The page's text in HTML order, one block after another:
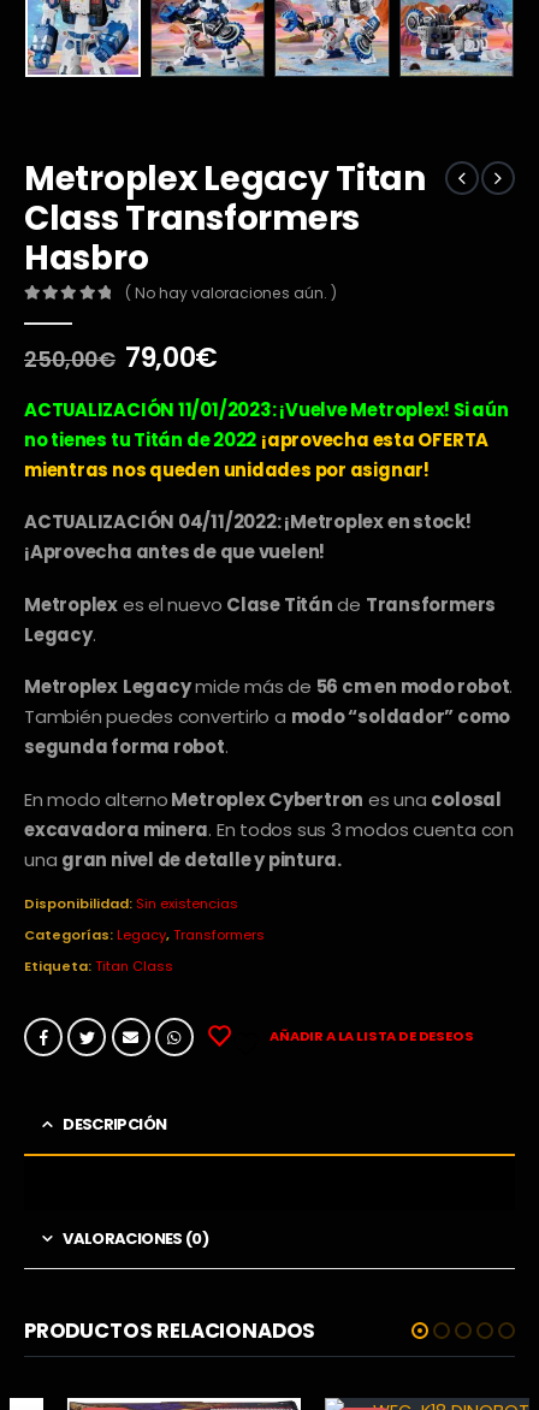
Metroplex Legacy Titan
Class Transformers
Hasbro
( No hay valoraciones aún. )
250,00€ El
precio
original
era:
250,00€.
79,00€El
actual
es:
79,00€.
ACTUALIZACIÓN 11/01/2023: ¡Vuelve Metroplex! Si aún
no tienes tu Titán de 2022 ¡aprovecha esta OFERTA
mientras nos queden unidades por asignar!
ACTUALIZACIÓN 04/11/2022: ¡Metroplex en stock!
¡Aprovecha antes de que vuelen!
Metroplexes el nuevo Clase Titánde Transformers
Legacy.
Metroplex Legacymide más de 56 cm en modo robot.
También puedes convertirlo a modo “soldador” como
segunda forma robot.
En modo alternoMetroplex Cybertron es una colosal
excavadora minera. En todos sus 3 modos cuenta con
una gran nivel de detalle y pintura.
Disponibilidad: Sin existencias
Categorías:Legacy,Transformers
Etiqueta:Titan Class
AÑADIR A LA LISTA DE DESEOS
DESCRIPCIÓN
VALORACIONES (0)
PRODUCTOS RELACIONADOS